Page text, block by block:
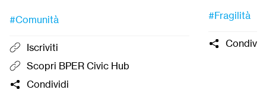
#Comunità
Iscriviti
Scopri BPER Civic Hub
Condividi
Crepaldi,
#Fragilità